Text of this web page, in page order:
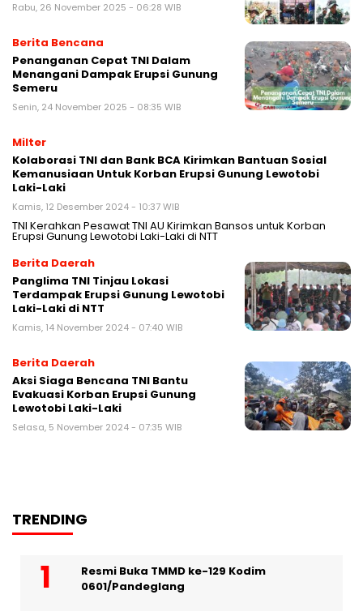
Rabu, 26 November 2025 - 06:28 WIB
Berita Bencana
Penanganan Cepat TNI Dalam
Menangani Dampak Erupsi Gunung
Semeru
Senin, 24 November 2025 - 08:35 WIB
Milter
Kolaborasi TNI dan Bank BCA Kirimkan Bantuan Sosial
Kemanusiaan Untuk Korban Erupsi Gunung Lewotobi
Laki-Laki
Kamis, 12 Desember 2024 - 10:37 WIB
TNI Kerahkan Pesawat TNI AU Kirimkan Bansos untuk Korban
Erupsi Gunung Lewotobi Laki-Laki di NTT
Berita Daerah
Panglima TNI Tinjau Lokasi
Terdampak Erupsi Gunung Lewotobi
Laki-Laki di NTT
Kamis, 14 November 2024 - 07:40 WIB
Berita Daerah
Aksi Siaga Bencana TNI Bantu
Evakuasi Korban Erupsi Gunung
Lewotobi Laki-Laki
Selasa, 5 November 2024 - 07:35 WIB
TRENDING
Resmi Buka TMMD ke-129 Kodim
0601/Pandeglang